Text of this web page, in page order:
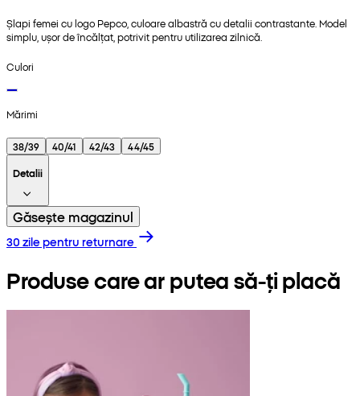
Șlapi femei cu logo Pepco, culoare albastră cu detalii contrastante. Model
simplu, ușor de încălțat, potrivit pentru utilizarea zilnică.
Culori
Mărimi
38/39 40/41 42/43
44/45
Detalii
Găsește magazinul
30 zile pentru returnare
Produse care ar putea să-ți placă